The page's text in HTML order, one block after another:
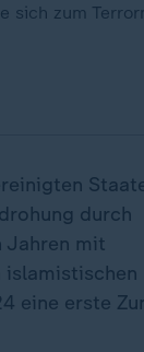
sich zum
durch
Jahren mit
islamistischen
eine erste